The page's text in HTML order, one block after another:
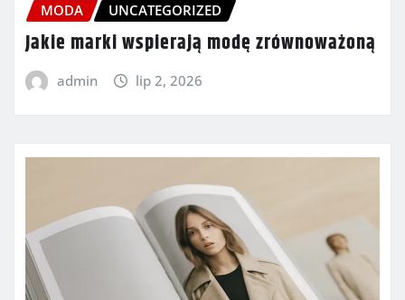
MODA UNCATEGORIZED
Jakie marki wspierają modę zrównoważoną
admin lip 2, 2026